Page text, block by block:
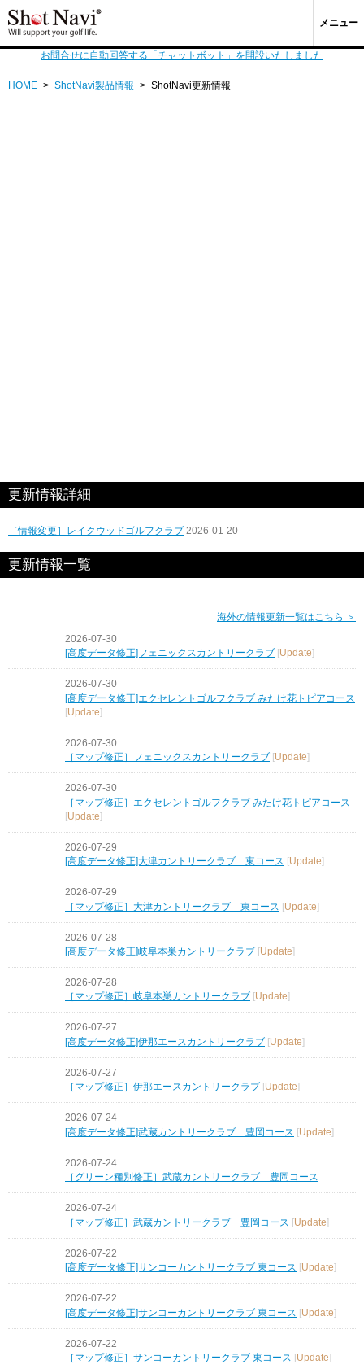
メニュー
お問合せに自動回答する「チャットボット」を開設いたしました
HOME > ShotNavi製品情報 > ShotNavi更新情報
更新情報詳細
［情報変更］レイクウッドゴルフクラブ 2026-01-20
更新情報一覧
海外の情報更新一覧はこちら ＞
2026-07-30
[高度データ修正]フェニックスカントリークラブ
Update
2026-07-30
[高度データ修正]エクセレントゴルフクラブ みたけ花トピアコース
[Update]
2026-07-30
［マップ修正］フェニックスカントリークラブ [Update]
2026-07-30
［マップ修正］エクセレントゴルフクラブ みたけ花トピアコース
[Update]
2026-07-29
[高度データ修正]大津カントリークラブ 東コース [Update]
2026-07-29
［マップ修正］大津カントリークラブ 東コース [Update]
2026-07-28
[高度データ修正]岐阜本巣カントリークラブ [Update]
2026-07-28
［マップ修正］岐阜本巣カントリークラブ
Update
2026-07-27
[高度データ修正]伊那エースカントリークラブ [Update]
2026-07-27
［マップ修正］伊那エースカントリークラブ
Update
2026-07-24
[高度データ修正]武蔵カントリークラブ 豊岡コース [Update]
2026-07-24
［グリーン種別修正］武蔵カントリークラブ 豊岡コース
2026-07-24
［マップ修正］武蔵カントリークラブ 豊岡コース [Update]
2026-07-22
[高度データ修正]サンコーカントリークラブ 東コース [Update]
2026-07-22
[高度データ修正]サンコーカントリークラブ 東コース [Update]
2026-07-22
［マップ修正］サンコーカントリークラブ 東コース [Update]